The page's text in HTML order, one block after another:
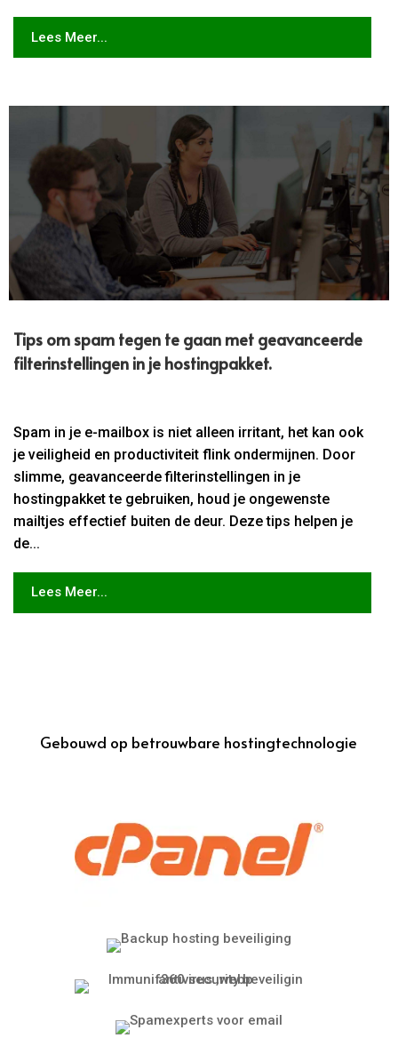
Lees Meer...
Tips om spam tegen te gaan met geavanceerde
filterinstellingen in je hostingpakket.​
Spam in je e-mailbox is niet alleen irritant, het kan ook
je veiligheid en productiviteit flink ondermijnen. Door
slimme, geavanceerde filterinstellingen in je
hostingpakket te gebruiken, houd je ongewenste
mailtjes effectief buiten de deur. Deze tips helpen je
de...
Lees Meer...
Gebouwd op betrouwbare hostingtechnologie